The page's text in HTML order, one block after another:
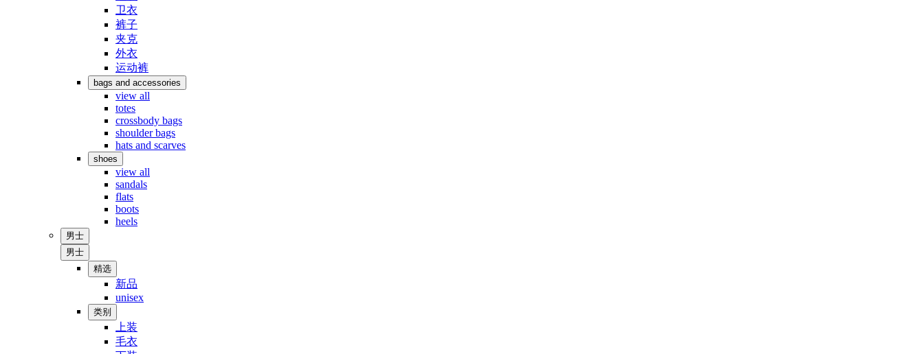
卫衣
裤子
夹克
外衣
运动裤
bags and accessories
view all
totes
crossbody bags
shoulder bags
hats and scarves
shoes
view all
sandals
flats
boots
heels
男士
男士
精选
新品
unisex
类别
上装
毛衣